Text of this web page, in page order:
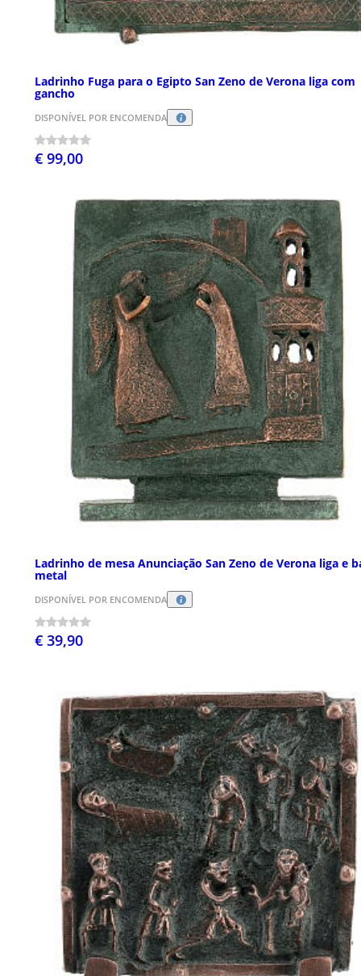
Ladrinho Fuga para o Egipto San Zeno de Verona liga com
gancho
DISPONÍVEL POR ENCOMENDA
€ 99,00
Ladrinho de mesa Anunciação San Zeno de Verona liga e
metal
DISPONÍVEL POR ENCOMENDA
€ 39,90